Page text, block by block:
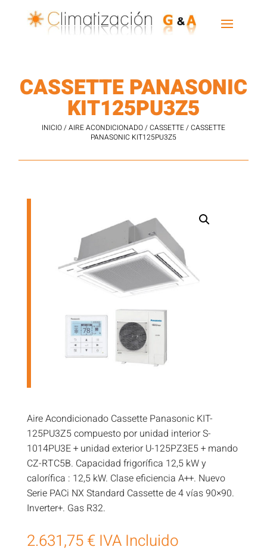
CASSETTE PANASONIC
KIT125PU3Z5
INICIO/AIRE ACONDICIONADO/CASSETTE/ CASSETTE
PANASONIC KIT125PU3Z5
Aire Acondicionado Cassette Panasonic KIT-
125PU3Z5 compuesto por unidad interior S-
1014PU3E + unidad exterior U-125PZ3E5 + mando
CZ-RTC5B. Capacidad frigorífica 12,5 kW y
calorífica : 12,5 kW. Clase eficiencia A++. Nuevo
Serie PACi NX Standard Cassette de 4 vías 90×90.
Inverter+. Gas R32.
2.631,75€ IVA Incluido